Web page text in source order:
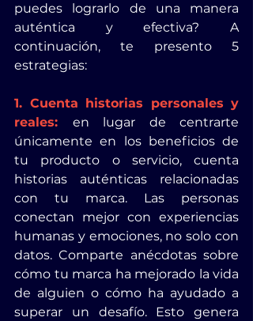
puedes lograrlo de una manera
auténtica y efectiva? A
continuación, te presento 5
estrategias:
1. Cuenta historias personales y
reales:
en lugar de centrarte
únicamente en los beneficios de
tu producto o servicio, cuenta
historias auténticas relacionadas
con tu marca. Las personas
conectan mejor con experiencias
humanas y emociones, no solo con
datos. Comparte anécdotas sobre
cómo tu marca ha mejorado la vida
de alguien o cómo ha ayudado a
superar un desafío. Esto genera